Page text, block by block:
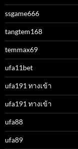
ssgame666
tangtem168
temmax69
ufa11bet
ufa191 ทางเข้า
ufa191 ทางเข้า
ufa88
ufa89